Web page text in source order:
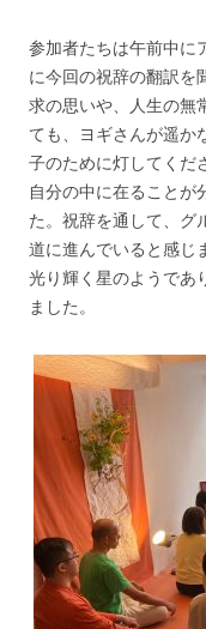
参加者たちは午前中に
に今回の祝辞の翻訳を
求の思いや、人生の無
ても、ヨギさんが遥か
子のために灯してくだ
自分の中に在ることが
た。祝辞を通して、グ
道に進んでいると感じ
光り輝く星のようであ
ました。